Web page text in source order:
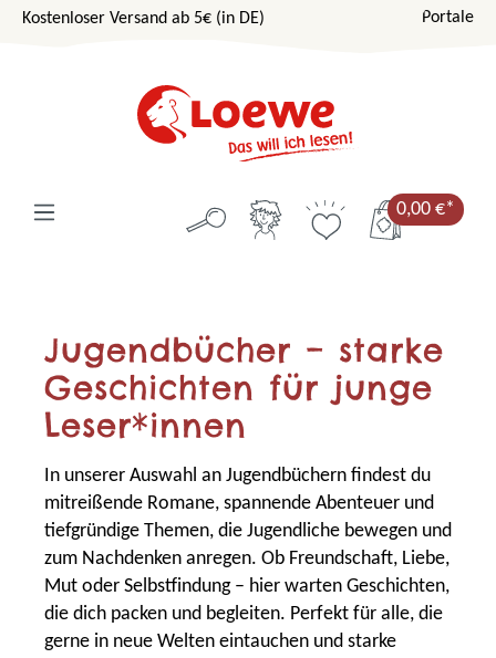
Zum Hauptinhalt springen
Kostenloser Versand ab 5€ (in DE) Portale
0,00 €*
Jugendbücher – starke
Geschichten für junge
Leser*innen
In unserer Auswahl an Jugendbüchern findest du
mitreißende Romane, spannende Abenteuer und
tiefgründige Themen, die Jugendliche bewegen und
zum Nachdenken anregen. Ob Freundschaft, Liebe,
Mut oder Selbstfindung – hier warten Geschichten,
die dich packen und begleiten. Perfekt für alle, die
gerne in neue Welten eintauchen und starke